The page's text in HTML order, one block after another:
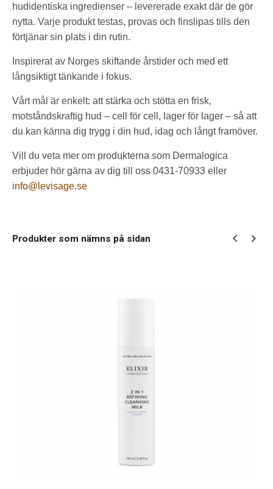
hudidentiska ingredienser – levererade exakt där de gör
nytta. Varje produkt testas, provas och finslipas tills den
förtjänar sin plats i din rutin.
Inspirerat av Norges skiftande årstider och med ett
långsiktigt tänkande i fokus.
Vårt mål är enkelt: att stärka och stötta en frisk,
motståndskraftig hud – cell för cell, lager för lager – så att
du kan känna dig trygg i din hud, idag och långt framöver.
Vill du veta mer om produkterna som Dermalogica
erbjuder hör gärna av dig till oss 0431-70933 eller
info@levisage.se
Produkter som nämns på sidan